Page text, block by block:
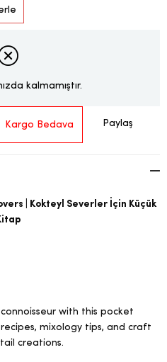
kalmamıştır.
Kargo Bedava Paylaş
| Kokteyl Severler İçin Küçük
with this pocket
mixology tips, and craft
creations.